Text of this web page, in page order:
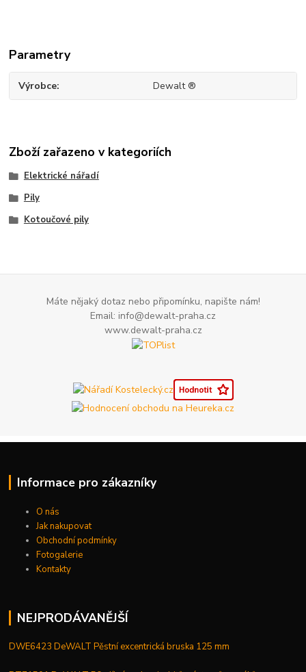
Parametry
Výrobce Dewalt ®
Zboží zařazeno v kategoriích
Elektrické nářadí
Pily
Kotoučové pily
Máte nějaký dotaz nebo připomínku, napište nám!
Email: info@dewalt-praha.cz
www.dewalt-praha.cz
Informace pro zákazníky
O nás
Jak nakupovat
Obchodní podmínky
Fotogalerie
Kontakty
NEJPRODÁVANĚJŠÍ
DWE6423 DeWALT Pěstní excentrická bruska 125 mm